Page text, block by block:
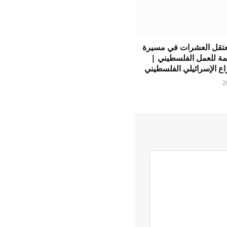
العشرات في مسيرة
للعمل الفلسطيني |
الإسرائيلي الفلسطيني